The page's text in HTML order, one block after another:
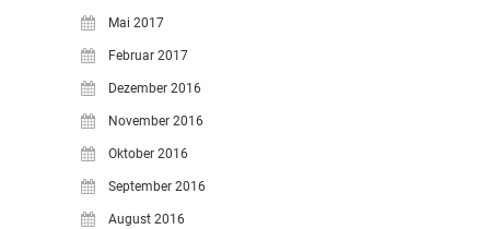
Mai 2017
Februar 2017
Dezember 2016
November 2016
Oktober 2016
September 2016
August 2016